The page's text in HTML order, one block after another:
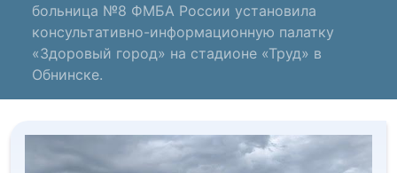
больница №8 ФМБА России установила
консультативно-информационную палатку
«Здоровый город» на стадионе «Труд» в
Обнинске.